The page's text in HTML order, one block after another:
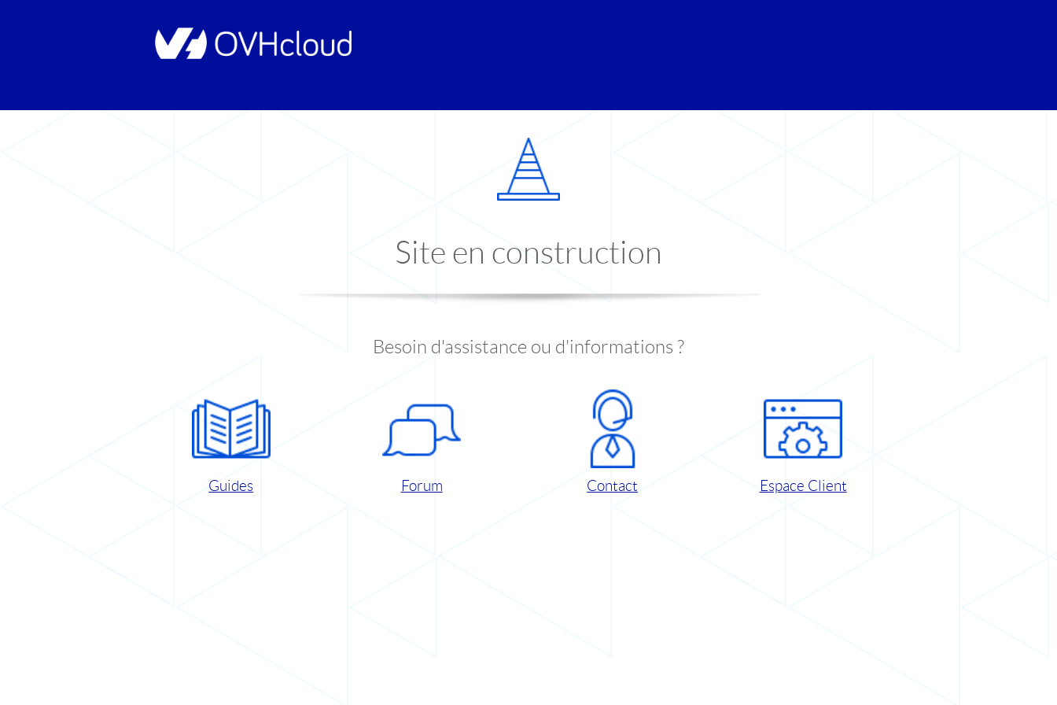
Site en construction
Besoin d'assistance ou d'informations ?
Guides Forum Contact Espace Client